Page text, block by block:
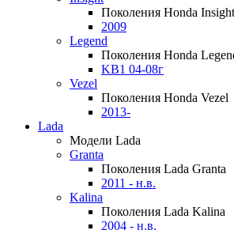
Поколения Honda Insight
2009
Legend
Поколения Honda
KB1 04-08г
Vezel
Поколения Honda Vezel
2013-
Lada
Модели Lada
Granta
Поколения Lada Granta
2011 - н.в.
Kalina
Поколения Lada Kalina
2004 - н.в.